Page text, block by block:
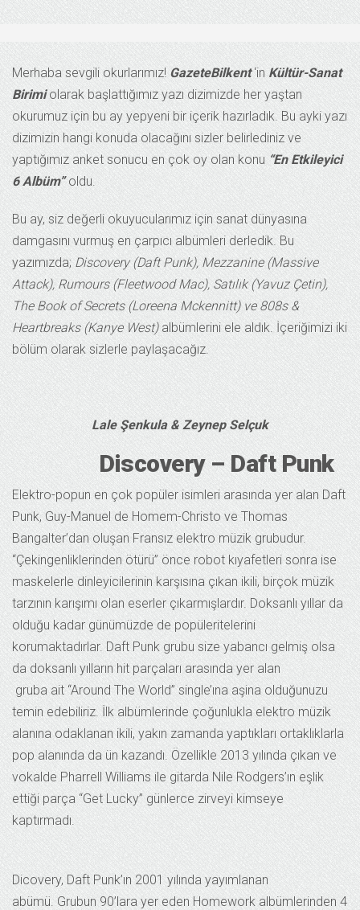
Merhaba sevgili okurlarımız! GazeteBilkent‘in Kültür-Sanat
Birimiolarak başlattığımız yazı dizimizde her yaştan
okurumuz için bu ay yepyeni bir içerik hazırladık. Bu ayki yazı
dizimizin hangi konuda olacağını sizler belirlediniz ve
yaptığımız anket sonucu en çok oy olan konu “En Etkileyici
6 Albüm”oldu.
Bu ay, siz değerli okuyucularımız için sanat dünyasına
damgasını vurmuş en çarpıcı albümleri derledik. Bu
yazımızda; Discovery (Daft Punk), Mezzanine (Massive
Attack), Rumours (Fleetwood Mac), Satılık (Yavuz Çetin),
The Book of Secrets (Loreena Mckennitt) ve 808s &
Heartbreaks (Kanye West)albümlerini ele aldık. İçeriğimizi iki
bölüm olarak sizlerle paylaşacağız.
Lale Şenkula & Zeynep Selçuk
Discovery – Daft Punk
Elektro-popun en çok popüler isimleri arasında yer alan Daft
Punk, Guy-Manuel de Homem-Christo ve Thomas
Bangalter’dan oluşan Fransız elektro müzik grubudur.
“Çekingenliklerinden ötürü” önce robot kıyafetleri sonra ise
maskelerle dinleyicilerinin karşısına çıkan ikili, birçok müzik
tarzının karışımı olan eserler çıkarmışlardır. Doksanlı yıllar da
olduğu kadar günümüzde de popüleritelerini
korumaktadırlar. Daft Punk grubu size yabancı gelmiş olsa
da doksanlı yılların hit parçaları arasında yer alan
gruba ait “Around The World” single’ına aşina olduğunuzu
temin edebiliriz. İlk albümlerinde çoğunlukla elektro müzik
alanına odaklanan ikili, yakın zamanda yaptıkları ortaklıklarla
pop alanında da ün kazandı. Özellikle 2013 yılında çıkan ve
vokalde Pharrell Williams ile gitarda Nile Rodgers’ın eşlik
ettiği parça “Get Lucky” günlerce zirveyi kimseye
kaptırmadı.
Dicovery, Daft Punk’ın 2001 yılında yayımlanan
abümü. Grubun 90’lara yer eden Homework albümlerinden 4